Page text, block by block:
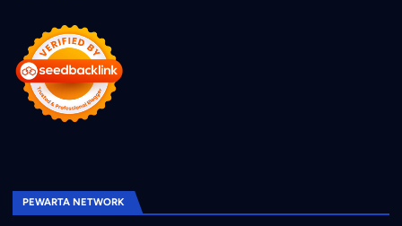
PEWARTA NETWORK